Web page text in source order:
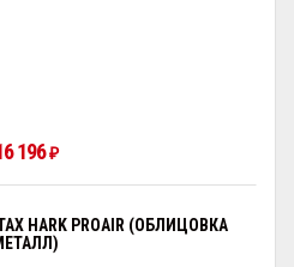
196 ₽
HARK PROAIR (ОБЛИЦОВКА